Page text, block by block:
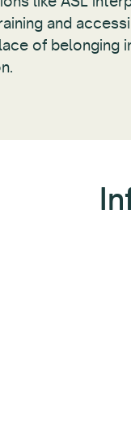
and
of belonging